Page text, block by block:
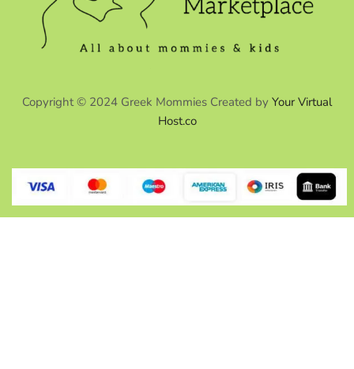
Copyright © 2024 Greek Mommies Created by Your Virtual
Host.co